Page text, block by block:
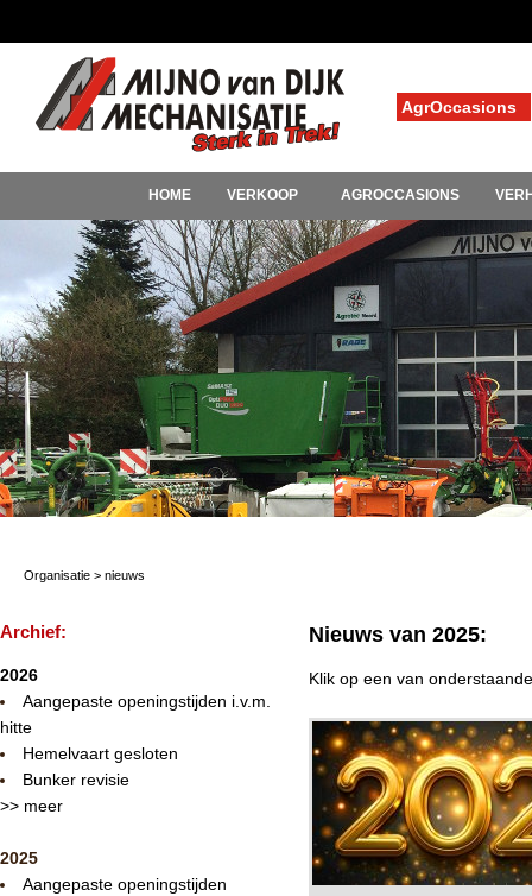
AgrOccasions
HOME VERKOOP AGROCCASIONS
Organisatie > nieuws
Archief:
2026
Aangepaste openingstijden i.v.m.
hitte
Hemelvaart gesloten
Bunker revisie
>> meer
2025
Aangepaste openingstijden
Nieuws van 2025:
Klik op een van